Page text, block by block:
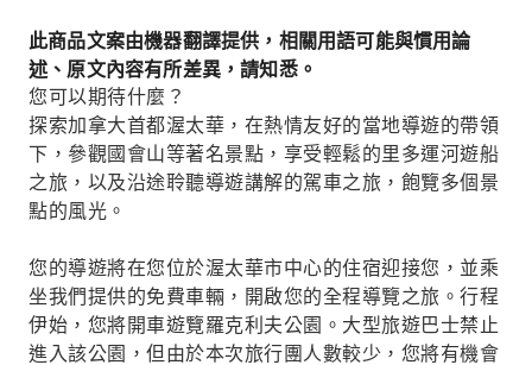
此商品文案由機器翻譯提供，相關用語可能與慣用論
述、原文內容有所差異，請知悉。
您可以期待什麼？
探索加拿大首都渥太華，在熱情友好的當地導遊的帶領
下，參觀國會山等著名景點，享受輕鬆的里多運河遊船
之旅，以及沿途聆聽導遊講解的駕車之旅，飽覽多個景
點的風光。
您的導遊將在您位於渥太華市中心的住宿迎接您，並乘
坐我們提供的免費車輛，開啟您的全程導覽之旅。行程
伊始，您將開車遊覽羅克利夫公園。大型旅遊巴士禁止
進入該公園，但由於本次旅行團人數較少，您將有機會